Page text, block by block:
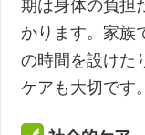
期は身体の負担
かります。家族
の時間を設けた
ケアも大切です。